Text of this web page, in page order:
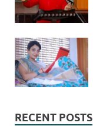
RECENT POSTS